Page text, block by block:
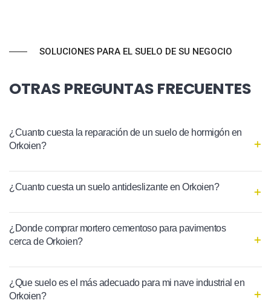
SOLUCIONES PARA EL SUELO DE SU NEGOCIO
OTRAS PREGUNTAS FRECUENTES
¿Cuanto cuesta la reparación de un suelo de hormigón en
Orkoien?
¿Cuanto cuesta un suelo antideslizante en Orkoien?
¿Donde comprar mortero cementoso para pavimentos
cerca de Orkoien?
¿Que suelo es el más adecuado para mi nave industrial en
Orkoien?